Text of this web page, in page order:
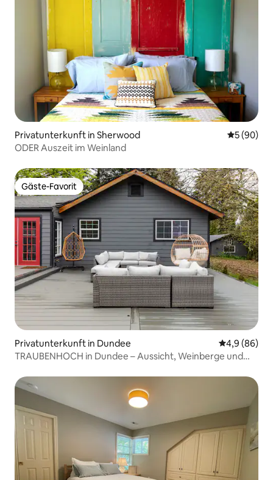
Privatunterkunft in Sherwood
5 (90)
ODER Auszeit im Weinland
Gäste-Favorit
Gäste-Favorit
Privatunterkunft in Dundee
4,9 (86)
TRAUBENHOCH in Dundee – Aussicht, Weinberge und